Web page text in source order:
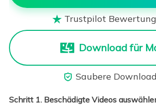
 Trustpilot
Download für
 Saubere
Schritt 1. Beschädigte Videos